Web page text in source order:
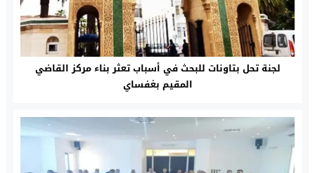
لجنة تحل بتاونات للبحث في أسباب تعثر بناء مركز القاضي
المقيم بغفساي